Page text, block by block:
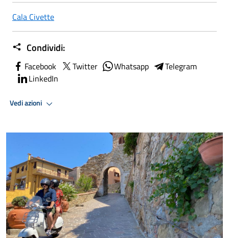
Cala Civette
Condividi:
Facebook Twitter Whatsapp
Telegram
LinkedIn
Vedi azioni